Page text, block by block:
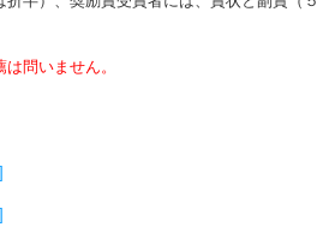
問いません。